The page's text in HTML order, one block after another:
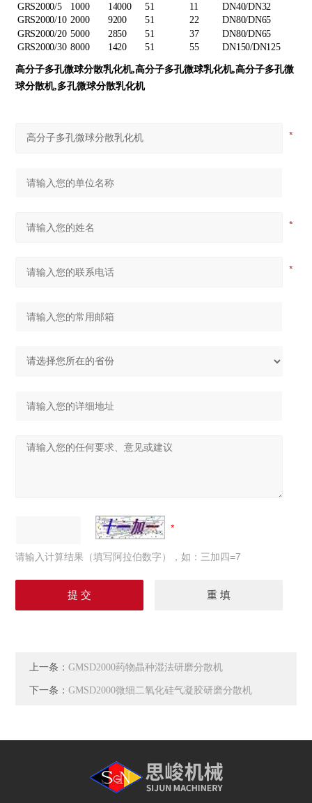
GRS2000/5
1000 14000 51 11
DN40/DN32
GRS2000/10 2000 9200 51 22
DN80/DN65
GRS2000/20 5000 2850 51 37
DN80/DN65
GRS2000/30 8000 1420 51 55 DN150/DN125
高分子多孔微球分散乳化机,高分子多孔微球乳化机,高分子多孔微
球分散机,多孔微球分散乳化机
请输入计算结果（填写阿拉伯数字），如：三加四=7
上一条：GMSD2000药物晶种湿法研磨分散机
下一条：GMSD2000微细二氧化硅气凝胶研磨分散机